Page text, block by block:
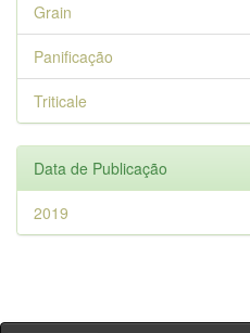
Grain
Panificação
Triticale
Data de Publicação
2019